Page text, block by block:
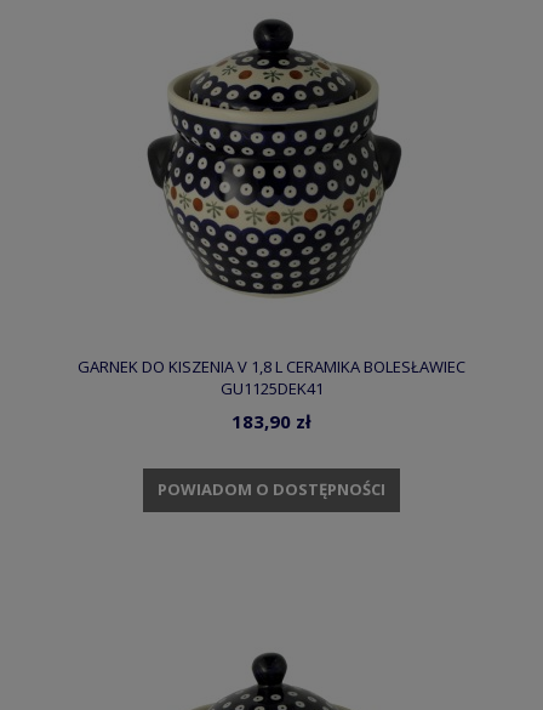
GARNEK DO KISZENIA V 1,8 L CERAMIKA BOLESŁAWIEC
GU1125DEK41
183,90 zł
POWIADOM O DOSTĘPNOŚCI